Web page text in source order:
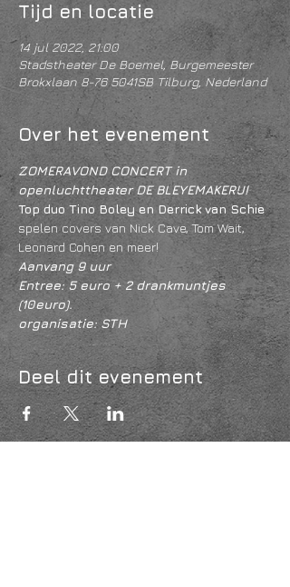
Tijd en locatie
14 jul 2022, 21:00
Stadstheater De Boemel, Burgemeester
Brokxlaan 8-76 5041SB Tilburg, Nederland
Over het evenement
ZOMERAVOND CONCERT in
openluchttheater DE BLEYEMAKERIJ!
Top duo Tino Boley en Derrick van Schie
spelen covers van Nick Cave, Tom Wait,
Leonard Cohen en meer!
Aanvang 9 uur
Entree: 5 euro + 2 drankmuntjes
(10euro).
organisatie: STH
Deel dit evenement